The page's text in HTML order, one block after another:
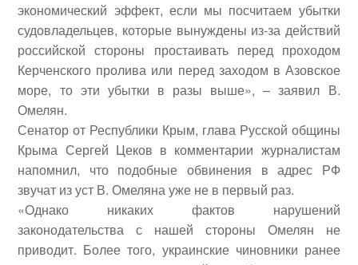
экономический эффект, если мы посчитаем убытки
судовладельцев, которые вынуждены из-за действий
российской стороны простаивать перед проходом
Керченского пролива или перед заходом в Азовское
море, то эти убытки в разы выше», – заявил В.
Омелян.
Сенатор от Республики Крым, глава Русской общины
Крыма Сергей Цеков в комментарии журналистам
напомнил, что подобные обвинения в адрес РФ
звучат из уст В. Омеляна уже не в первый раз.
«Однако никаких фактов нарушений
законодательства с нашей стороны Омелян не
приводит. Более того, украинские чиновники ранее